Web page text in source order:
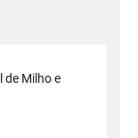
de Milho e